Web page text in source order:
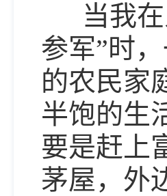
当我在
参军”时
的农民家
半饱的生
要是赶上
茅屋，外